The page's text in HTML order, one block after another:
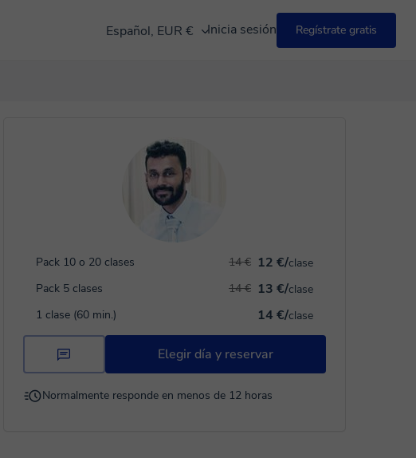
Español, EUR € Inicia sesión Regístrate gratis
Pack 10 o 20 clases 12 €/clase
14 €
Pack 5 clases
13 €/clase
14 €
1 clase (60 min.)
14 €/clase
Elegir día y reservar
Normalmente responde en menos de 12 horas